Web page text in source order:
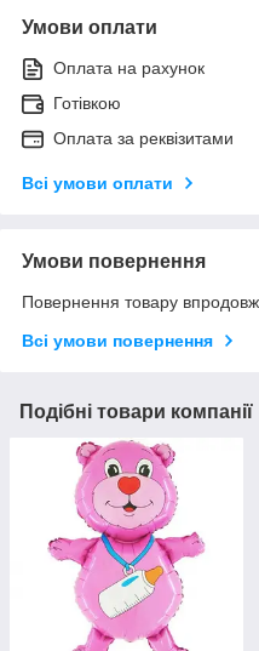
Умови оплати
Оплата на рахунок
Готівкою
Оплата за реквізитами
Всі умови оплати
Умови повернення
Повернення товару
Всі умови повернення
Подібні товари компанії